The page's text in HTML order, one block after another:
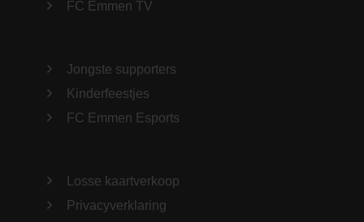
FC Emmen TV
Jongste supporters
Kinderfeestjes
FC Emmen Esports
Losse kaartverkoop
Privacyverklaring